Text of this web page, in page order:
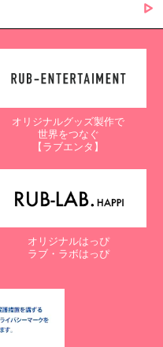
オリジナルグッズ製作で
世界をつなぐ
【ラブエンタ】
オリジナルはっぴ
ラブ・ラボはっぴ